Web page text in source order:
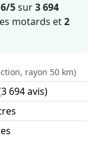
5sur3 694
motards et2
rayon 50 km)
694 avis)